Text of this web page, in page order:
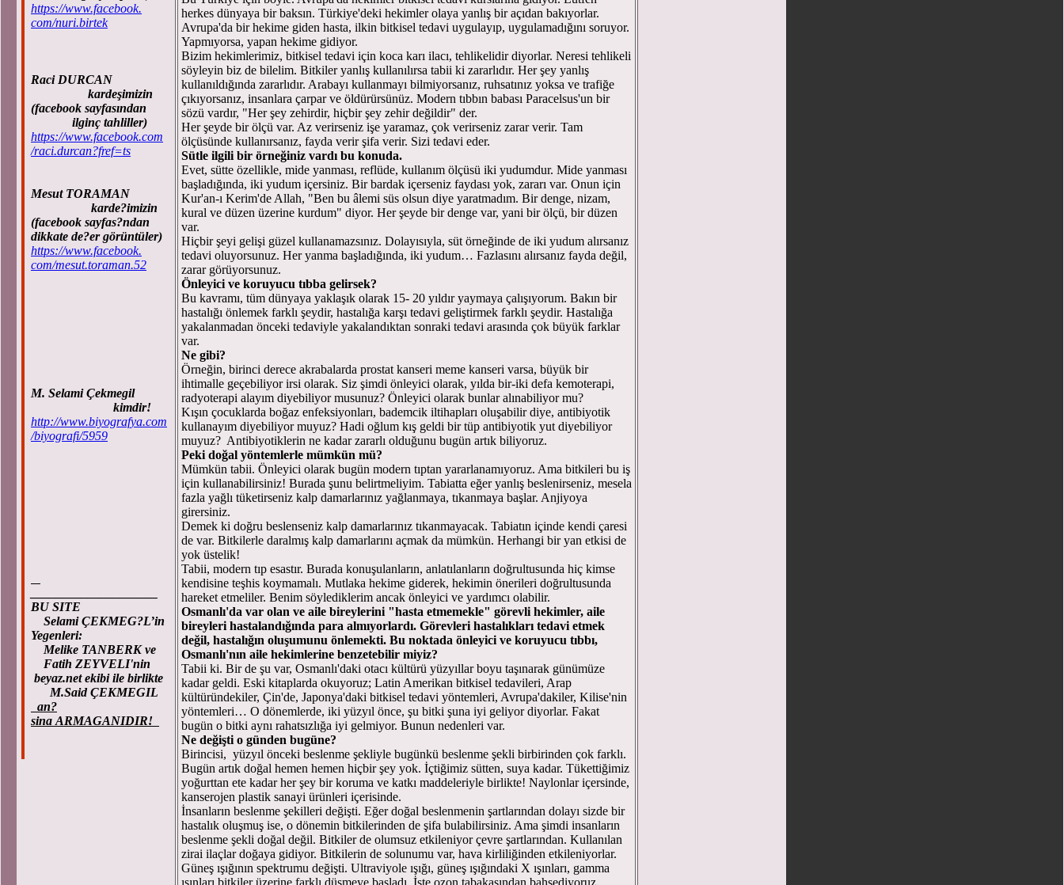
https://www.facebook.
com/nuri.birtek
Raci DURCAN
kardeşimizin
(facebook sayfasından
ilginç tahliller)
https://www.facebook.com
/raci.durcan?fref=ts
Mesut TORAMAN
karde?imizin
(facebook sayfas?ndan
dikkate de?er görüntüler)
https://www.facebook.
com/mesut.toraman.52
M. Selami Çekmegil
kimdir!
http://www.biyografya.com
/biyografi/5959
BU SITE
Selami ÇEKMEG?L’in
Yegenleri:
Melike TANBERK ve
Fatih ZEYVELI'nin
beyaz.net ekibi ile birlikte
M.Said ÇEKMEGIL
an?
sina ARMAGANIDIR!
herkes dünyaya bir baksın. Türkiye'deki hekimler olaya yanlış bir açıdan bakıyorlar.
Avrupa'da bir hekime giden hasta, ilkin bitkisel tedavi uygulayıp, uygulamadığını soruyor.
Yapmıyorsa, yapan hekime gidiyor.
Bizim hekimlerimiz, bitkisel tedavi için koca karı ilacı, tehlikelidir diyorlar. Neresi tehlikeli
söyleyin biz de bilelim. Bitkiler yanlış kullanılırsa tabii ki zararlıdır. Her şey yanlış
kullanıldığında zararlıdır. Arabayı kullanmayı bilmiyorsanız, ruhsatınız yoksa ve trafiğe
çıkıyorsanız, insanlara çarpar ve öldürürsünüz. Modern tıbbın babası Paracelsus'un bir
sözü vardır, "Her şey zehirdir, hiçbir şey zehir değildir" der.
Her şeyde bir ölçü var. Az verirseniz işe yaramaz, çok verirseniz zarar verir. Tam
ölçüsünde kullanırsanız, fayda verir şifa verir. Sizi tedavi eder.
Sütle ilgili bir örneğiniz vardı bu konuda.
Evet, sütte özellikle, mide yanması, reflüde, kullanım ölçüsü iki yudumdur. Mide yanması
başladığında, iki yudum içersiniz. Bir bardak içerseniz faydası yok, zararı var. Onun için
Kur'an-ı Kerim'de Allah, "Ben bu âlemi süs olsun diye yaratmadım. Bir denge, nizam,
kural ve düzen üzerine kurdum" diyor. Her şeyde bir denge var, yani bir ölçü, bir düzen
var.
Hiçbir şeyi gelişi güzel kullanamazsınız. Dolayısıyla, süt örneğinde de iki yudum alırsanız
tedavi oluyorsunuz. Her yanma başladığında, iki yudum… Fazlasını alırsanız fayda değil,
zarar görüyorsunuz.
Önleyici ve koruyucu tıbba gelirsek?
Bu kavramı, tüm dünyaya yaklaşık olarak 15- 20 yıldır yaymaya çalışıyorum. Bakın bir
hastalığı önlemek farklı şeydir, hastalığa karşı tedavi geliştirmek farklı şeydir. Hastalığa
yakalanmadan önceki tedaviyle yakalandıktan sonraki tedavi arasında çok büyük farklar
var.
Ne gibi?
Örneğin, birinci derece akrabalarda prostat kanseri meme kanseri varsa, büyük bir
ihtimalle geçebiliyor irsi olarak. Siz şimdi önleyici olarak, yılda bir-iki defa kemoterapi,
radyoterapi alayım diyebiliyor musunuz? Önleyici olarak bunlar alınabiliyor mu?
Kışın çocuklarda boğaz enfeksiyonları, bademcik iltihapları oluşabilir diye, antibiyotik
kullanayım diyebiliyor muyuz? Hadi oğlum kış geldi bir tüp antibiyotik yut diyebiliyor
muyuz? Antibiyotiklerin ne kadar zararlı olduğunu bugün artık biliyoruz.
Peki doğal yöntemlerle mümkün mü?
Mümkün tabii. Önleyici olarak bugün modern tıptan yararlanamıyoruz. Ama bitkileri bu iş
için kullanabilirsiniz! Burada şunu belirtmeliyim. Tabiatta eğer yanlış beslenirseniz, mesela
fazla yağlı tüketirseniz kalp damarlarınız yağlanmaya, tıkanmaya başlar. Anjiyoya
girersiniz.
Demek ki doğru beslenseniz kalp damarlarınız tıkanmayacak. Tabiatın içinde kendi çaresi
de var. Bitkilerle daralmış kalp damarlarını açmak da mümkün. Herhangi bir yan etkisi de
yok üstelik!
Tabii, modern tıp esastır. Burada konuşulanların, anlatılanların doğrultusunda hiç kimse
kendisine teşhis koymamalı. Mutlaka hekime giderek, hekimin önerileri doğrultusunda
hareket etmeliler. Benim söylediklerim ancak önleyici ve yardımcı olabilir.
Osmanlı'da var olan ve aile bireylerini "hasta etmemekle" görevli hekimler, aile
bireyleri hastalandığında para almıyorlardı. Görevleri hastalıkları tedavi etmek
değil, hastalığın oluşumunu önlemekti. Bu noktada önleyici ve koruyucu tıbbı,
Osmanlı'nın aile hekimlerine benzetebilir miyiz?
Tabii ki. Bir de şu var, Osmanlı'daki otacı kültürü yüzyıllar boyu taşınarak günümüze
kadar geldi. Eski kitaplarda okuyoruz; Latin Amerikan bitkisel tedavileri, Arap
kültüründekiler, Çin'de, Japonya'daki bitkisel tedavi yöntemleri, Avrupa'dakiler, Kilise'nin
yöntemleri… O dönemlerde, iki yüzyıl önce, şu bitki şuna iyi geliyor diyorlar. Fakat
bugün o bitki aynı rahatsızlığa iyi gelmiyor. Bunun nedenleri var.
Ne değişti o günden bugüne?
Birincisi, yüzyıl önceki beslenme şekliyle bugünkü beslenme şekli birbirinden çok farklı.
Bugün artık doğal hemen hemen hiçbir şey yok. İçtiğimiz sütten, suya kadar. Tükettiğimiz
yoğurttan ete kadar her şey bir koruma ve katkı maddeleriyle birlikte! Naylonlar içersinde,
kanserojen plastik sanayi ürünleri içerisinde.
İnsanların beslenme şekilleri değişti. Eğer doğal beslenmenin şartlarından dolayı sizde bir
hastalık oluşmuş ise, o dönemin bitkilerinden de şifa bulabilirsiniz. Ama şimdi insanların
beslenme şekli doğal değil. Bitkiler de olumsuz etkileniyor çevre şartlarından. Kullanılan
zirai ilaçlar doğaya gidiyor. Bitkilerin de solunumu var, hava kirliliğinden etkileniyorlar.
Güneş ışığının spektrumu değişti. Ultraviyole ışığı, güneş ışığındaki X ışınları, gamma
ışınları bitkiler üzerine farklı düşmeye başladı. İşte ozon tabakasından bahsediyoruz.